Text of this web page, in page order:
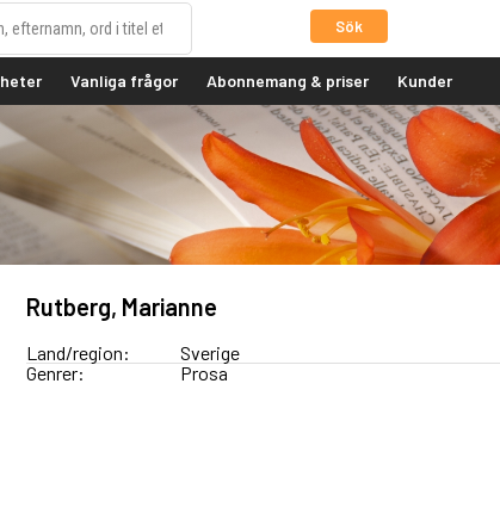
Sök
Vanliga frågor Abonnemang & priser Kunder
Rutberg, Marianne
Land/region:
Sverige
Genrer:
Prosa